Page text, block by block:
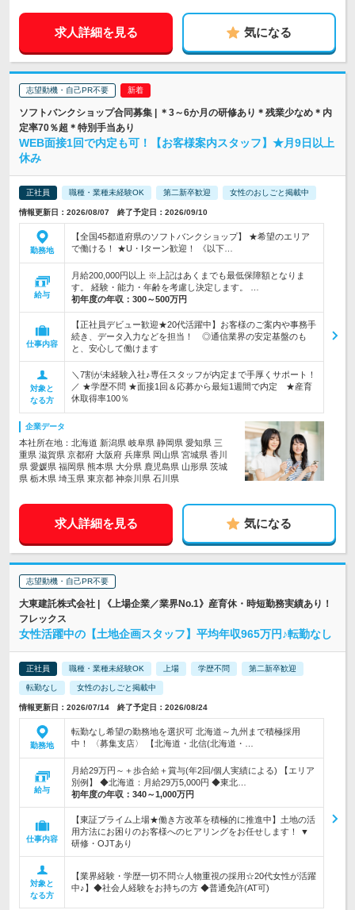
求人詳細を見る 気になる
志望動機・自己PR不要
ソフトバンクショップ合同募集 | ＊3～6か月の研修あり＊残業少なめ＊内
定率70％超＊特別手当あり
WEB面接1回で内定も可！【お客様案内スタッフ】★月9日以上
休み
正社員 職種・業種未経験OK 第二新卒歓迎 女性のおしごと掲載中
情報更新日：2026/08/07 終了予定日：2026/09/10
勤務地
【全国45都道府県のソフトバンクショップ】 ★希望のエリア
で働ける！ ★U・Iターン歓迎！ 《以下…
給与
月給200,000円以上 ※上記はあくまでも最低保障額となりま
す。 経験・能力・年齢を考慮し決定します。 …
初年度の年収： 300～500万円
仕事内容
【正社員デビュー歓迎★20代活躍中】お客様のご案内や事務手
続き、データ入力などを担当！ ◎通信業界の安定基盤のも
と、安心して働けます
対象と
なる方
＼7割が未経験入社♪専任スタッフが内定まで手厚くサポート！
／ ★学歴不問 ★面接1回＆応募から最短1週間で内定 ★産育
休取得率100％
企業データ
本社所在地：北海道 新潟県 岐阜県 静岡県 愛知県 三
重県 滋賀県 京都府 大阪府 兵庫県 岡山県 宮城県 香川
県 愛媛県 福岡県 熊本県 大分県 鹿児島県 山形県 茨城
県 栃木県 埼玉県 東京都 神奈川県 石川県
求人詳細を見る 気になる
志望動機・自己PR不要
大東建託株式会社 | 《上場企業／業界No.1》産育休・時短勤務実績あり！
フレックス
女性活躍中の【土地企画スタッフ】平均年収965万円♪転勤なし
正社員 職種・業種未経験OK 上場 学歴不問 第二新卒歓迎
転勤なし 女性のおしごと掲載中
情報更新日：2026/07/14 終了予定日：2026/08/24
勤務地
転勤なし希望の勤務地を選択可 北海道～九州まで積極採用
中！ 〈募集支店〉 【北海道・北信(北海道・…
給与
月給29万円～＋歩合給＋賞与(年2回/個人実績による) 【エリア
別例】 ◆北海道：月給29万5,000円 ◆東北…
初年度の年収： 340～1,000万円
仕事内容
【東証プライム上場★働き方改革を積極的に推進中】土地の活
用方法にお困りのお客様へのヒアリングをお任せします！ ▼
研修・OJTあり
対象と
なる方
【業界経験・学歴一切不問☆人物重視の採用☆20代女性が活躍
中♪】◆社会人経験をお持ちの方 ◆普通免許(AT可)